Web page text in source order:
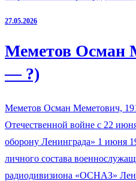
27.05.2026
Меметов Осман
— ?)
Меметов Осман Меметович,
Отечественной войне с 22
оборону Ленинграда» 1 июня
личного состава
радиодивизиона «ОСНАЗ»